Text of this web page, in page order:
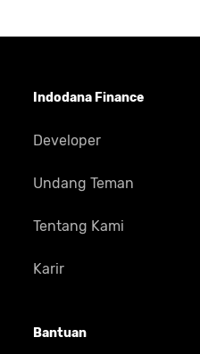
Indodana Finance
Developer
Undang Teman
Tentang Kami
Karir
Bantuan